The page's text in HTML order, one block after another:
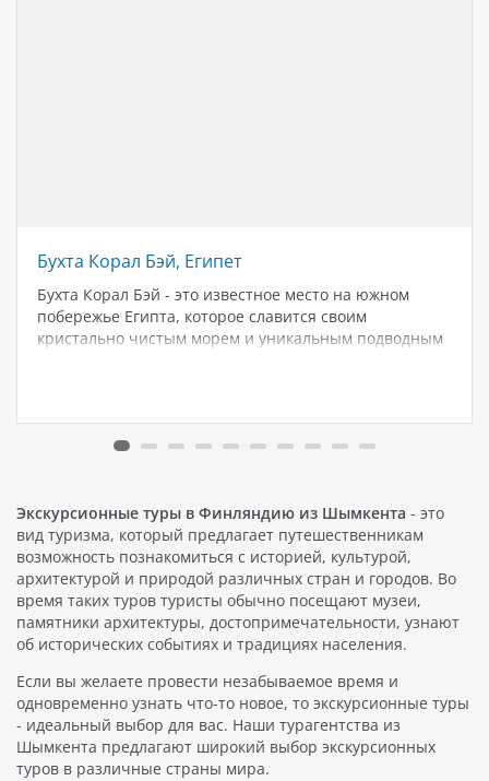
Бухта Корал Бэй, Египет
Бухта Корал Бэй - это известное место на южном
побережье Египта, которое славится своим
кристально чистым морем и уникальным подводным
бухте Корал…
Экскурсионные туры в Финляндию из Шымкента - это
вид туризма, который предлагает путешественникам
возможность познакомиться с историей, культурой,
архитектурой и природой различных стран и городов. Во
время таких туров туристы обычно посещают музеи,
памятники архитектуры, достопримечательности, узнают
об исторических событиях и традициях населения.
Если вы желаете провести незабываемое время и
одновременно узнать что-то новое, то экскурсионные туры
- идеальный выбор для вас. Наши турагентства из
Шымкента предлагают широкий выбор экскурсионных
туров в различные страны мира.